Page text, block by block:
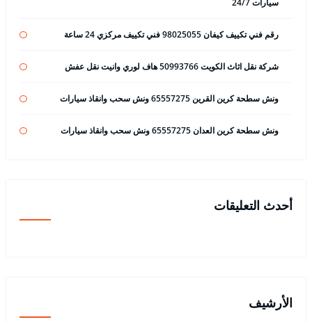
سيارات 24/7
رقم فني تكييف كيفان 98025055 فني تكييف مركزي 24 ساعة
شركة نقل اثاث الكويت 50993766 هاف لوري وانيت نقل عفش
ونش سطحة كرين القرين 65557275 ونش سحب وانقاذ سيارات
ونش سطحة كرين العدان 65557275 ونش سحب وانقاذ سيارات
أحدث التعليقات
الأرشيف